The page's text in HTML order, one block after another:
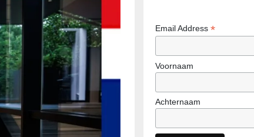
Email Address *
Voornaam
Achternaam